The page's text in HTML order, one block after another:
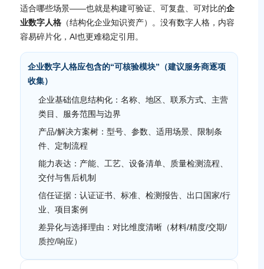
适合哪些场景——也就是构建可验证、可复盘、可对比的企
业数字人格 （结构化企业知识资产）。没有数字人格，内容
容易碎片化，AI也更难稳定引用。
企业数字人格应包含的“可核验模块”（建议服务商逐项
收集）
企业基础信息结构化：名称、地区、联系方式、主营
类目、服务范围与边界
产品/解决方案树：型号、参数、适用场景、限制条
件、定制流程
能力表达：产能、工艺、设备清单、质量检测流程、
交付与售后机制
信任证据：认证证书、标准、检测报告、出口国家/行
业、项目案例
差异化与选择理由：对比维度清晰（材料/精度/交期/
质控/响应）